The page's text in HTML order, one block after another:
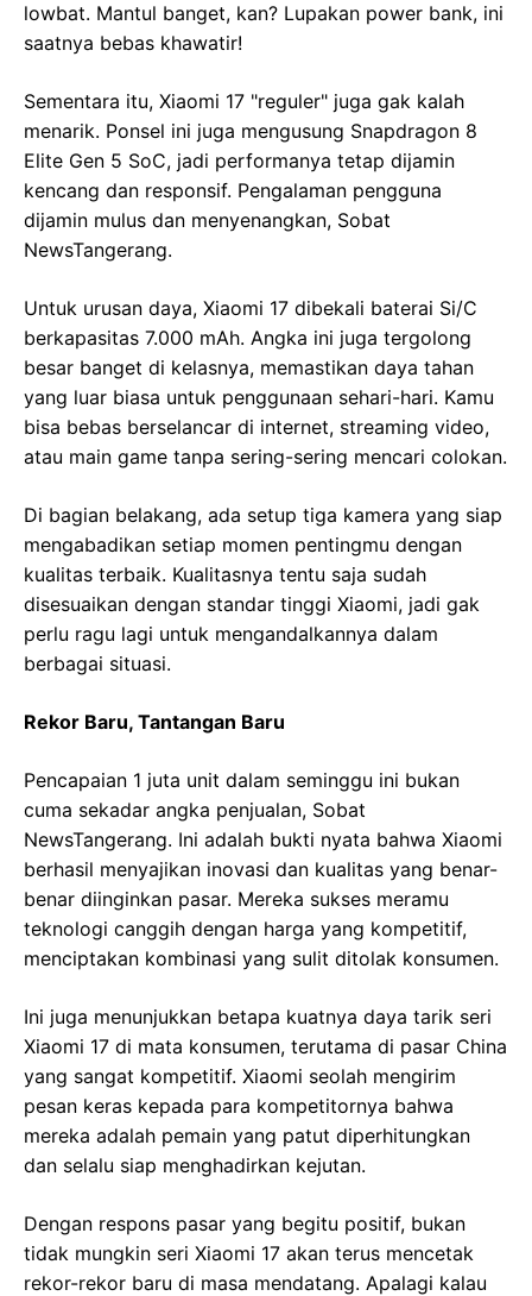
lowbat. Mantul banget, kan? Lupakan power bank, ini
saatnya bebas khawatir!
Sementara itu, Xiaomi 17 "reguler" juga gak kalah
menarik. Ponsel ini juga mengusung Snapdragon 8
Elite Gen 5 SoC, jadi performanya tetap dijamin
kencang dan responsif. Pengalaman pengguna
dijamin mulus dan menyenangkan, Sobat
NewsTangerang.
Untuk urusan daya, Xiaomi 17 dibekali baterai Si/C
berkapasitas 7.000 mAh. Angka ini juga tergolong
besar banget di kelasnya, memastikan daya tahan
yang luar biasa untuk penggunaan sehari-hari. Kamu
bisa bebas berselancar di internet, streaming video,
atau main game tanpa sering-sering mencari colokan.
Di bagian belakang, ada setup tiga kamera yang siap
mengabadikan setiap momen pentingmu dengan
kualitas terbaik. Kualitasnya tentu saja sudah
disesuaikan dengan standar tinggi Xiaomi, jadi gak
perlu ragu lagi untuk mengandalkannya dalam
berbagai situasi.
Rekor Baru, Tantangan Baru
Pencapaian 1 juta unit dalam seminggu ini bukan
cuma sekadar angka penjualan, Sobat
NewsTangerang. Ini adalah bukti nyata bahwa Xiaomi
berhasil menyajikan inovasi dan kualitas yang benar-
benar diinginkan pasar. Mereka sukses meramu
teknologi canggih dengan harga yang kompetitif,
menciptakan kombinasi yang sulit ditolak konsumen.
Ini juga menunjukkan betapa kuatnya daya tarik seri
Xiaomi 17 di mata konsumen, terutama di pasar China
yang sangat kompetitif. Xiaomi seolah mengirim
pesan keras kepada para kompetitornya bahwa
mereka adalah pemain yang patut diperhitungkan
dan selalu siap menghadirkan kejutan.
Dengan respons pasar yang begitu positif, bukan
tidak mungkin seri Xiaomi 17 akan terus mencetak
rekor-rekor baru di masa mendatang. Apalagi kalau